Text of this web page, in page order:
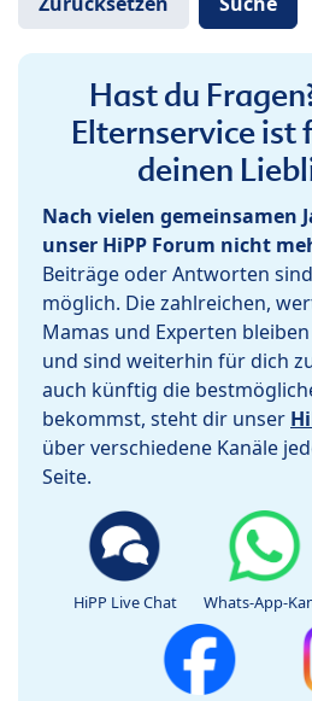
Hast du
Elternservice ist
deinen
Nach vielen gemeinsamen
unser HiPP Forum nicht
Beiträge oder Antworten
möglich. Die zahlreichen,
Mamas und Experten
und sind weiterhin für dich
auch künftig die
bekommst, steht dir unser
über verschiedene Kanäle
Seite.
HiPP Live Chat Whats-App-